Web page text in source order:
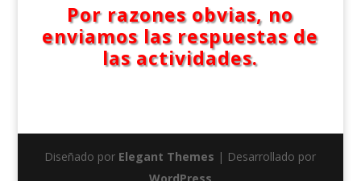
Por razones obvias, no
enviamos las respuestas de
las actividades.
Diseñado por Elegant Themes | Desarrollado por